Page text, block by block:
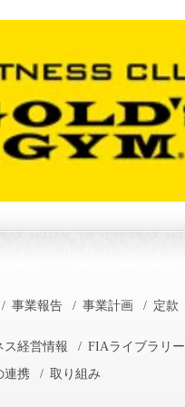
/ 事業報告 / 事業計画 / 定款
ス経営情報 / FIAライブラリー
連携
/ 取り組み